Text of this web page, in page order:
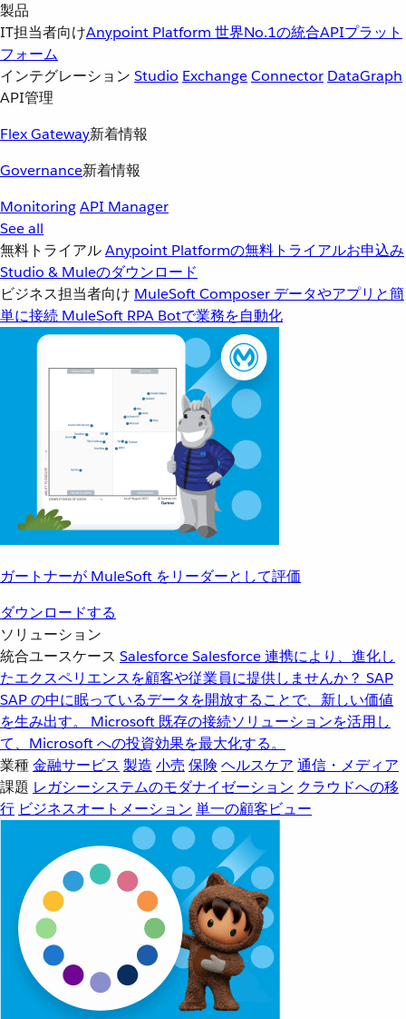
製品
IT担当者向けAnypoint Platform 世界No.1の統合APIプラット
フォーム
インテグレーション Studio ExchangeConnector DataGraph
API管理
Flex Gateway新着情報
Governance新着情報
MonitoringAPI Manager
See all
無料トライアルAnypoint Platformの無料トライアルお申込み
Studio & Muleのダウンロード
ビジネス担当者向け MuleSoft Composer データやアプリと簡
単に接続 MuleSoft RPA Botで業務を自動化
ガートナーが MuleSoft をリーダーとして評価
ダウンロードする
ソリューション
統合ユースケース SalesforceSalesforce 連携により、進化し
たエクスペリエンスを顧客や従業員に提供しませんか？ SAP
SAP の中に眠っているデータを開放することで、新しい価値
を生み出す。
Microsoft 既存の接続ソリューションを活用し
て、Microsoft への投資効果を最大化する。
業種金融サービス 製造 小売 保険 ヘルスケア 通信・メディア
課題 レガシーシステムのモダナイゼーション クラウドへの移
行 ビジネスオートメーション 単一の顧客ビュー